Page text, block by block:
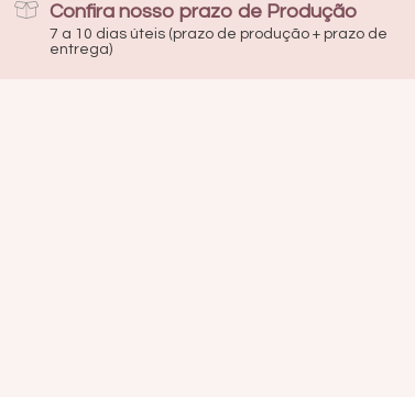
Confira nosso prazo de Produção
7 a 10 dias úteis (prazo de produção + prazo de
entrega)